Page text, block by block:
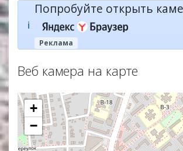
ℹ️
Попробуйте открыть
Реклама
Веб камера на карте
+
−